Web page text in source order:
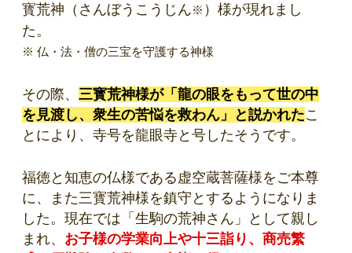
寳荒神（さんぼうこうじん※ ）様が現れまし
た。
※ 仏・法・僧の三宝を守護する神様
その際、 三寳荒神様が「龍の眼をもって世の中
を見渡し、衆生の苦悩を救わん」と説かれたこ
とにより、寺号を龍眼寺と号したそうです。
福徳と知恵の仏様である虚空蔵菩薩様をご本尊
に、また三寳荒神様を鎮守とするようになりま
した。現在では「生駒の荒神さん」として親し
まれ、 お子様の学業向上や十三詣り、商売繁